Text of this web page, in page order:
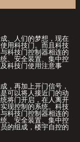
、人们的梦想，现在
用科技门。而且科技
科技门控制器相连的
、安全装置、集中控
科技门使用注意事
，再加上开门信号，
可以将人接近门的动
将门开启，在人离开
现控制的系统。科技
科技门控制器相连的
、安全装置、集中控
的组成，楼宇自控的